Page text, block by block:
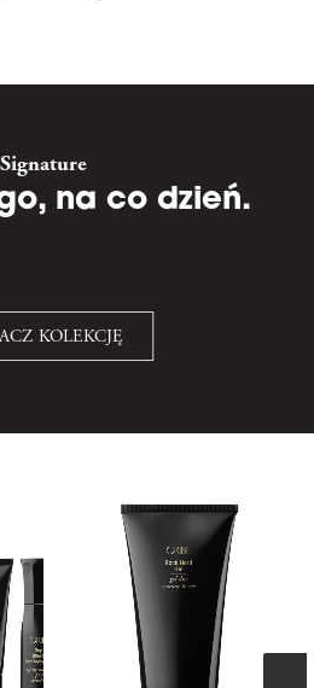
Signature
na co dzień.
KOLEKCJĘ